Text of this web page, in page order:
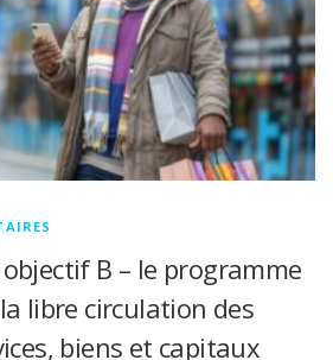
B – le programme
libre circulation des
biens et capitaux